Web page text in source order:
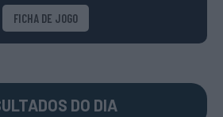
FICHA DE JOGO
DO DIA